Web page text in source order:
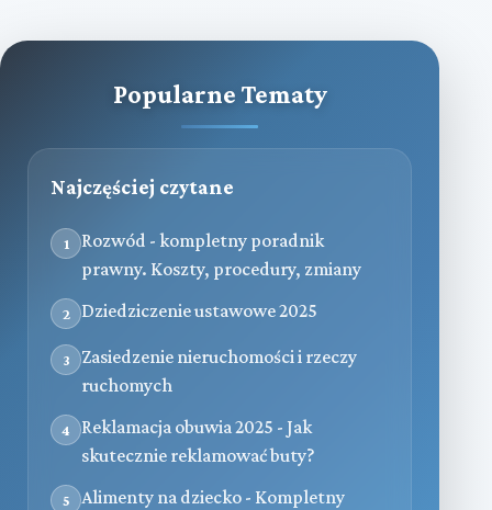
Popularne Tematy
Najczęściej czytane
1
Rozwód - kompletny poradnik
prawny. Koszty, procedury, zmiany
2 Dziedziczenie ustawowe 2025
3
Zasiedzenie nieruchomości i rzeczy
ruchomych
4
Reklamacja obuwia 2025 - Jak
skutecznie reklamować buty?
5
Alimenty na dziecko - Kompletny